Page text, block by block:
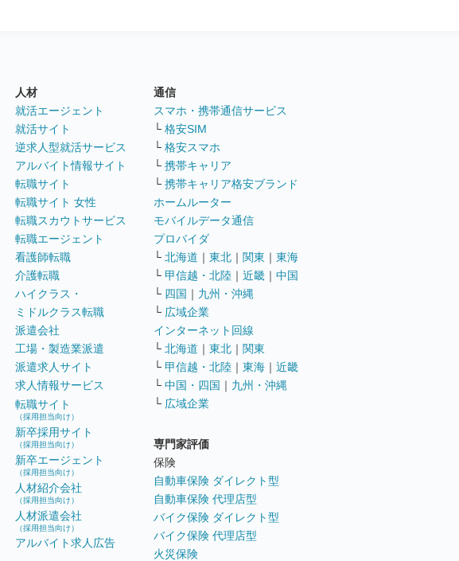
人材
就活エージェント
就活サイト
逆求人型就活サービス
アルバイト情報サイト
転職サイト
転職サイト 女性
転職スカウトサービス
転職エージェント
看護師転職
介護転職
ハイクラス・
ミドルクラス転職
派遣会社
工場・製造業派遣
派遣求人サイト
求人情報サービス
転職サイト
（採用担当向け）
新卒採用サイト
（採用担当向け）
新卒エージェント
（採用担当向け）
人材紹介会社
（採用担当向け）
人材派遣会社
（採用担当向け）
アルバイト求人広告
通信
スマホ・携帯通信サービス
└ 格安SIM
└ 格安スマホ
└ 携帯キャリア
└ 携帯キャリア格安ブランド
ホームルーター
モバイルデータ通信
プロバイダ
└ 北海道 ｜ 東北 ｜ 関東 ｜ 東海
└ 甲信越・北陸 ｜ 近畿 ｜ 中国
└ 四国 ｜ 九州・沖縄
└ 広域企業
インターネット回線
└ 北海道 ｜ 東北 ｜ 関東
└ 甲信越・北陸 ｜ 東海 ｜ 近畿
└ 中国・四国 ｜ 九州・沖縄
└ 広域企業
専門家評価
保険
自動車保険 ダイレクト型
自動車保険 代理店型
バイク保険 ダイレクト型
バイク保険 代理店型
火災保険